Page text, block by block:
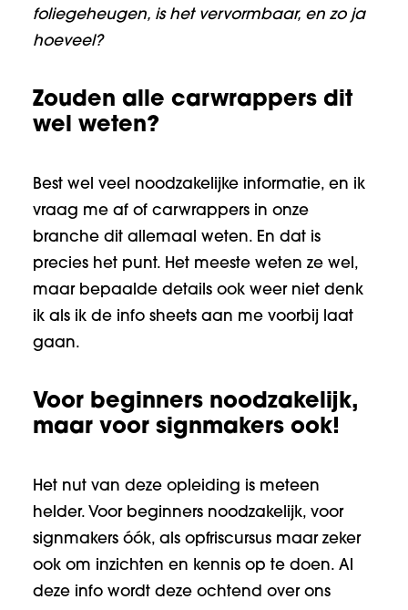
foliegeheugen, is het vervormbaar, en zo ja
hoeveel?
Zouden alle carwrappers dit
wel weten?
Best wel veel noodzakelijke informatie, en ik
vraag me af of carwrappers in onze
branche dit allemaal weten. En dat is
precies het punt. Het meeste weten ze wel,
maar bepaalde details ook weer niet denk
ik als ik de info sheets aan me voorbij laat
gaan.
Voor beginners noodzakelijk,
maar voor signmakers ook!
Het nut van deze opleiding is meteen
helder. Voor beginners noodzakelijk, voor
signmakers óók, als opfriscursus maar zeker
ook om inzichten en kennis op te doen. Al
deze info wordt deze ochtend over ons